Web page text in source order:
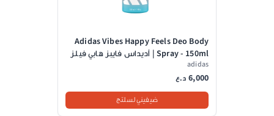
Adidas Vibes Happy Feels Deo Body
Spray - 150ml | أديداس فايبز هابي فيلز
بخاخ مزيل ومعطر للجسم - 150 مل
adidas
6,000 د.ع
ضيفيني لسلتج